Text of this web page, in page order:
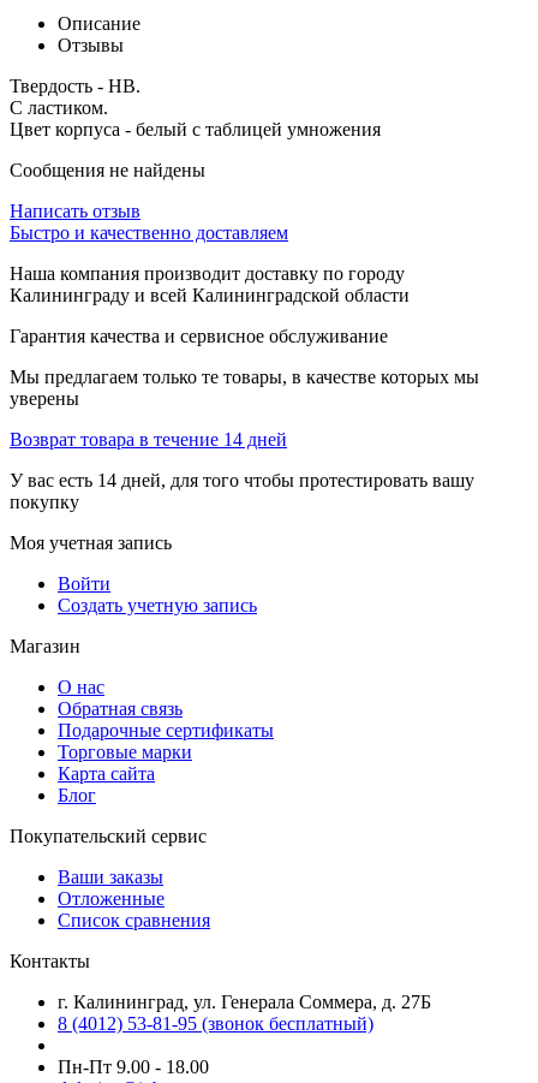
Описание
Отзывы
Твердость - НВ.
С ластиком.
Цвет корпуса - белый с таблицей умножения
Сообщения не найдены
Написать отзыв
Быстро и качественно доставляем
Наша компания производит доставку по городу
Калининграду и всей Калининградской области
Гарантия качества и сервисное обслуживание
Мы предлагаем только те товары, в качестве которых мы
уверены
Возврат товара в течение 14 дней
У вас есть 14 дней, для того чтобы протестировать вашу
покупку
Моя учетная запись
Войти
Создать учетную запись
Магазин
О нас
Обратная связь
Подарочные сертификаты
Торговые марки
Карта сайта
Блог
Покупательский сервис
Ваши заказы
Отложенные
Список сравнения
Контакты
г. Калининград, ул. Генерала Соммера, д. 27Б
8 (4012) 53-81-95 (звонок бесплатный)
Пн-Пт 9.00 - 18.00